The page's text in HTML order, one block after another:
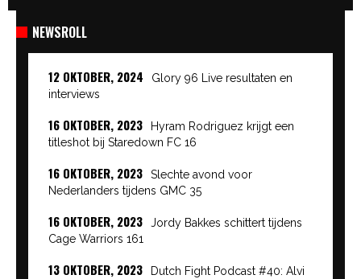
NEWSROLL
12 OKTOBER, 2024
Glory 96 Live resultaten en
interviews
16 OKTOBER, 2023
Hyram Rodriguez krijgt een
titleshot bij Staredown FC 16
16 OKTOBER, 2023
Slechte avond voor
Nederlanders tijdens GMC 35
16 OKTOBER, 2023
Jordy Bakkes schittert tijdens
Cage Warriors 161
13 OKTOBER, 2023
Dutch Fight Podcast #40: Alvi